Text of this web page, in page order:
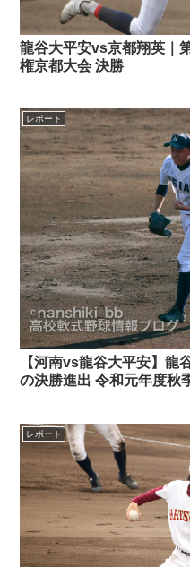
龍谷大平安vs京都翔英｜
権京都大会 決勝
レポート
【河南vs龍谷大平安】龍
の決勝進出 令和元年度秋
レポート